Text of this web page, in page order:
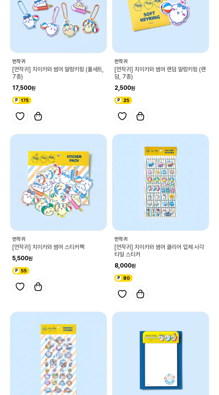
먼작귀
[먼작귀] 치이카와 썸머 말랑키링 (풀세트,
7종)
17,500
175
먼작귀
[먼작귀] 치이카와 썸머 랜덤 말랑키링 (랜
덤, 7종)
2,500
25
먼작귀
[먼작귀] 치이카와 썸머 스티커팩
5,500
55
먼작귀
[먼작귀] 치이카와 썸머 클리어 입체 사각
타일 스티커
8,000
80